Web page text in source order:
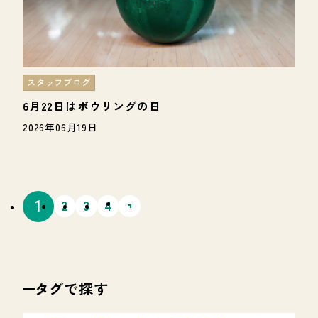
6月22日はボウリングの日
スタッフブログ
2026年06月19日
タグで探す